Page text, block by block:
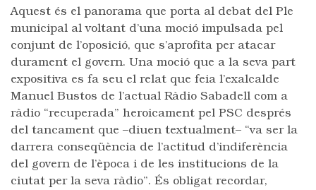
Aquest és el panorama que porta al debat del Ple
municipal al voltant d’una moció impulsada pel
conjunt de l’oposició, que s’aprofita per atacar
durament el govern. Una moció que a la seva part
expositiva es fa seu el relat que feia l’exalcalde
Manuel Bustos de l’actual Ràdio Sabadell com a
ràdio “recuperada” heroicament pel PSC després
del tancament que –diuen textualment– “va ser la
darrera conseqüència de l’actitud d’indiferència
del govern de l’època i de les institucions de la
ciutat per la seva ràdio”. És obligat recordar,